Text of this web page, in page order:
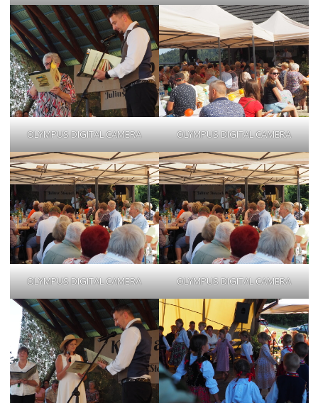
OLYMPUS DIGITAL CAMERA OLYMPUS DIGITAL CAMERA
OLYMPUS DIGITAL CAMERA OLYMPUS DIGITAL CAMERA